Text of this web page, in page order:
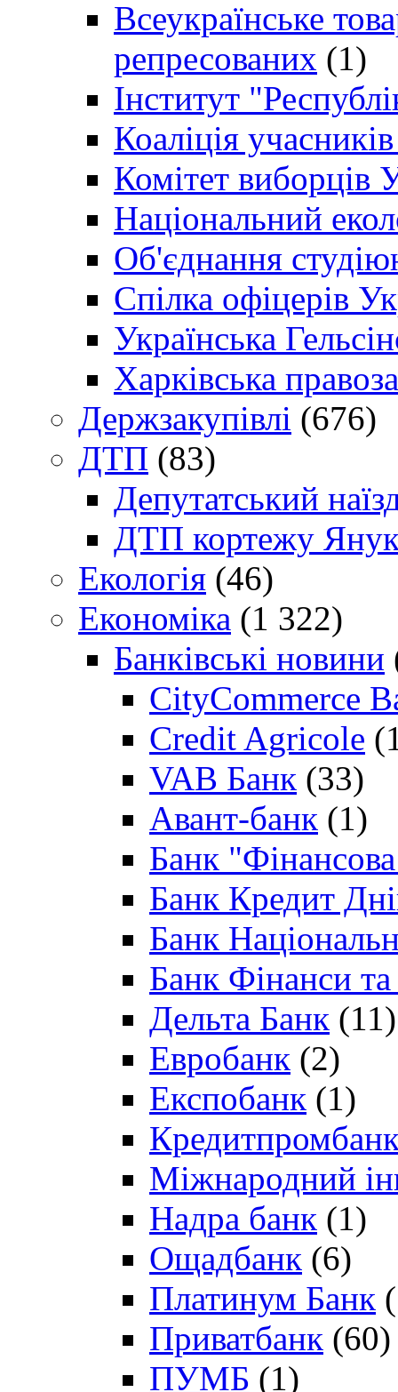
Всеукраїнське
репресованих (1)
Інститут
Коаліція
Комітет виборців
Національний
Об'єднання
Спілка офіцерів
Українська
Харківська
Держзакупівлі (676)
ДТП (83)
Депутатський
ДТП кортежу
Екологія (46)
Економіка (1 322)
Банківські новини
CityCommerce
Credit Agricole
VAB Банк (33)
Авант-банк (1)
Банк "Фінансова
Банк Кредит
Банк
Банк Фінанси
Дельта Банк (11)
Евробанк (2)
Експобанк (1)
Міжнародний
Надра банк (1)
Ощадбанк (6)
Платинум Банк
Приватбанк (60)
ПУМБ (1)